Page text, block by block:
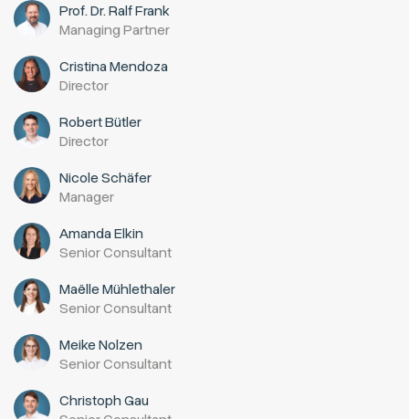
Prof. Dr. Ralf Frank
Managing Partner
Cristina Mendoza
Director
Robert Bütler
Director
Nicole Schäfer
Manager
Amanda Elkin
Senior Consultant
Maëlle Mühlethaler
Senior Consultant
Meike Nolzen
Senior Consultant
Christoph Gau